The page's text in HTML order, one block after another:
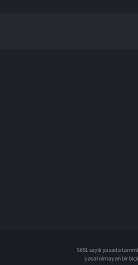
5651 sayılı yasada
yasal olmayan bir